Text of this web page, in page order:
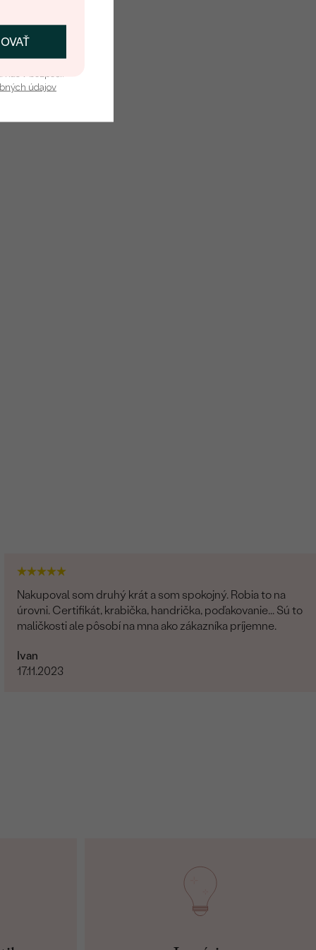
Nakupoval som druhý krát a som spokojný. Robia to na
úrovni. Certifikát, krabička, handrička, poďakovanie... Sú to
maličkosti ale pôsobí na mna ako zákazníka príjemne.
Ivan
17.11.2023
zľavu
údajov